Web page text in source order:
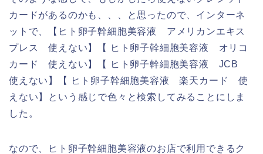
カードがあるのかも、、、と思ったので、インターネ
ットで、【ヒト卵子幹細胞美容液 アメリカンエキス
プレス 使えない】【 ヒト卵子幹細胞美容液 オリコ
カード 使えない】【 ヒト卵子幹細胞美容液 JCB
使えない】【 ヒト卵子幹細胞美容液 楽天カード 使
えない】という感じで色々と検索してみることにしま
した。
なので、ヒト卵子幹細胞美容液のお店で利用できるク